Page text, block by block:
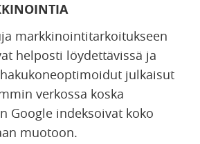
markkinointitarkoitukseen
helposti löydettävissä ja
hakukoneoptimoidut julkaisut
verkossa koska
Google indeksoivat koko
muotoon.